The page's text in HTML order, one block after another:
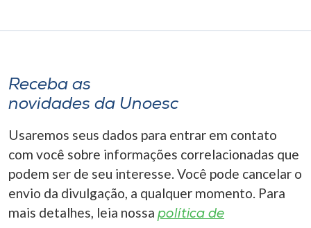
A+
Receba as
novidades da Unoesc
Usaremos seus dados para entrar em contato
com você sobre informações correlacionadas que
podem ser de seu interesse. Você pode cancelar o
envio da divulgação, a qualquer momento. Para
mais detalhes, leia nossa política de